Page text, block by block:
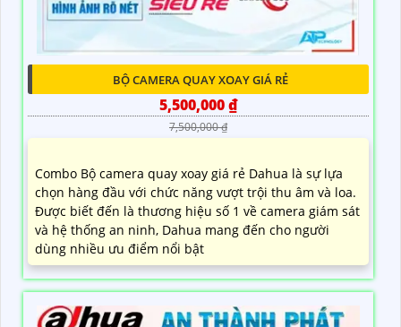
BỘ CAMERA QUAY XOAY GIÁ RẺ
5,500,000 ₫
7,500,000 ₫
Combo Bộ camera quay xoay giá rẻ Dahua là sự lựa
chọn hàng đầu với chức năng vượt trội thu âm và loa.
Được biết đến là thương hiệu số 1 về camera giám sát
và hệ thống an ninh, Dahua mang đến cho người
dùng nhiều ưu điểm nổi bật